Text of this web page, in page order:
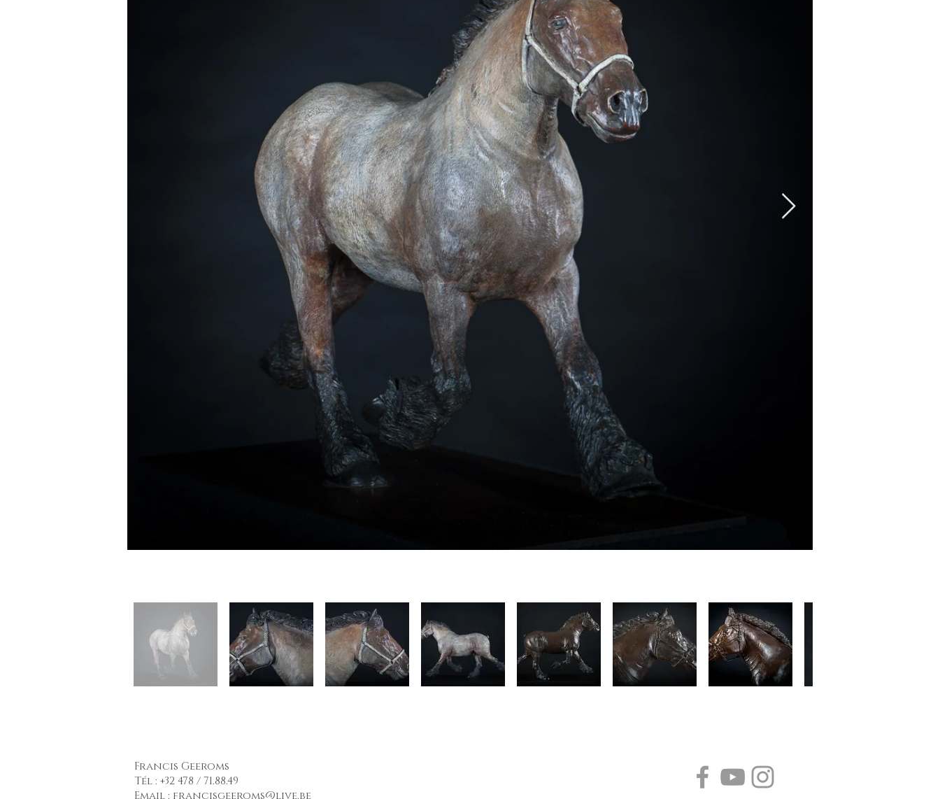
Francis Geeroms
Tél : +32 478 / 71.88.49
Email : francisgeeroms@live.be